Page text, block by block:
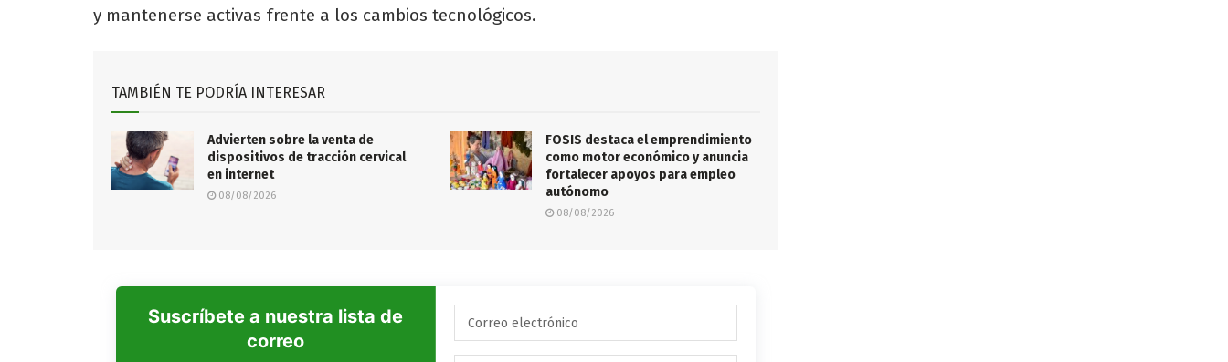
y mantenerse activas frente a los cambios tecnológicos.
TAMBIÉN TE PODRÍA INTERESAR
Advierten sobre la venta de
dispositivos de tracción cervical
en internet
08/08/2026
FOSIS destaca el emprendimiento
como motor económico y anuncia
fortalecer apoyos para empleo
autónomo
08/08/2026
Suscríbete a nuestra lista de
correo